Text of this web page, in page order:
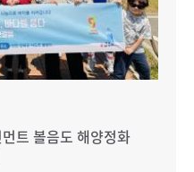
트 볼음도 해양정화